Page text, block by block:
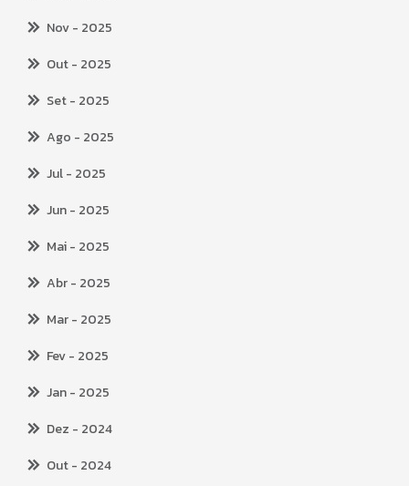
Nov- 2025
Out- 2025
Set- 2025
Ago - 2025
Jul- 2025
Jun- 2025
Mai- 2025
Abr- 2025
Mar- 2025
Fev- 2025
Jan- 2025
Dez - 2024
Out- 2024